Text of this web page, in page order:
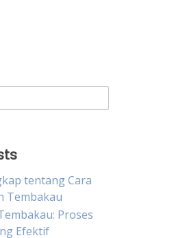
tentang Cara
Tembakau
Proses
Efektif